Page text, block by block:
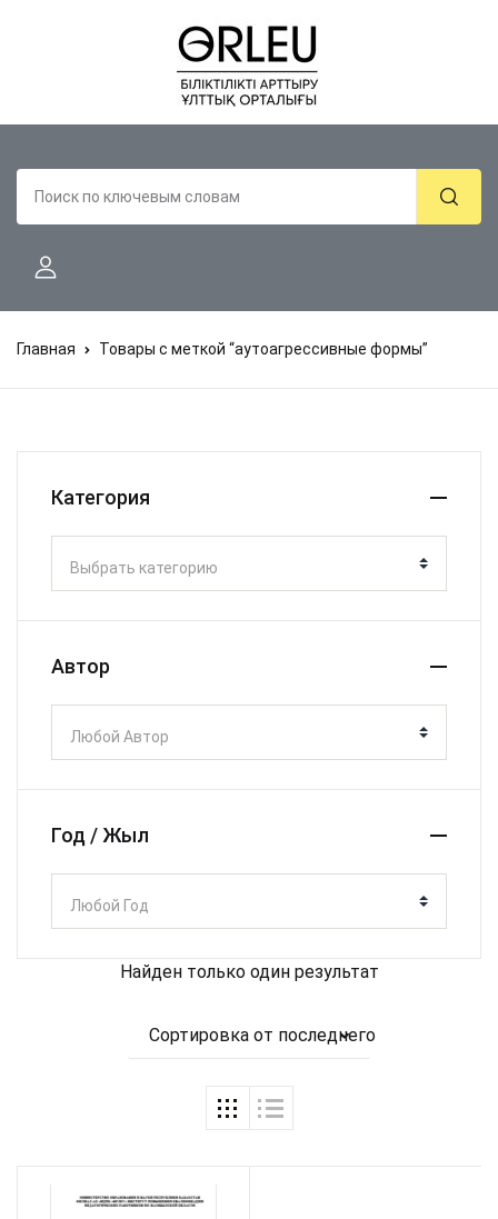
Главная Товары с меткой “аутоагрессивные формы”
Найден только один результат
Сортировка от последнего
Категория
Выбрать категорию
Автор
Любой Автор
Год / Жыл
Любой Год